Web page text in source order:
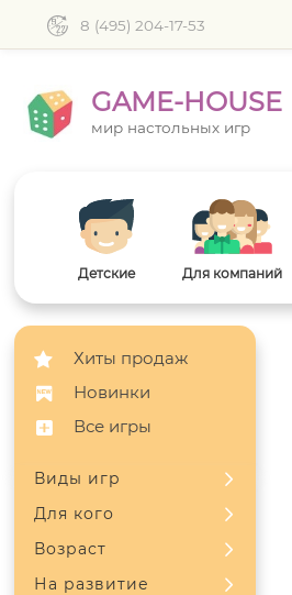
8 (495) 204-17-53
GAME-HOUSE
мир настольных игр
Детские Для компаний
Хиты продаж
Новинки
Все игры
Виды игр
Для кого
Возраст
На развитие